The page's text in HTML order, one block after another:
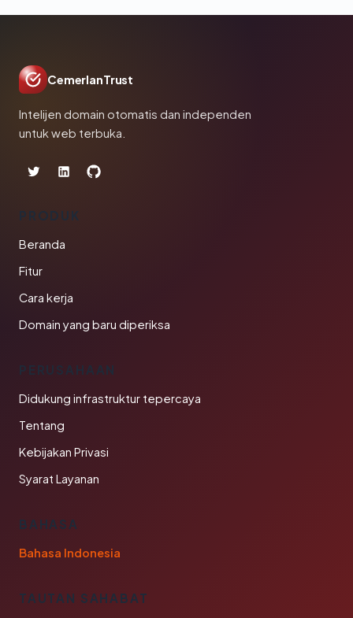
CemerlanTrust
Intelijen domain otomatis dan independen
untuk web terbuka.
PRODUK
Beranda
Fitur
Cara kerja
Domain yang baru diperiksa
PERUSAHAAN
Didukung infrastruktur tepercaya
Tentang
Kebijakan Privasi
Syarat Layanan
BAHASA
Bahasa Indonesia
TAUTAN SAHABAT